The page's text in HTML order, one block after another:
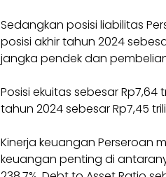
Sedangkan posisi liabilitas
posisi akhir tahun 2024
jangka pendek dan
Posisi ekuitas sebesar
tahun 2024 sebesar Rp7,45
Kinerja keuangan Perseroan
keuangan penting di